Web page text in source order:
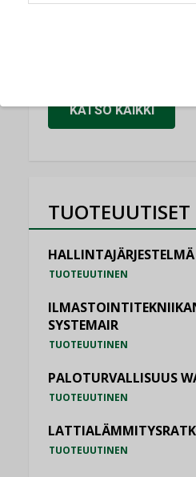
NIMITYKSET
KATSO KAIKKI
TUOTEUUTISET
HALLINTAJÄRJESTELMÄ
TUOTEUUTINEN
SYSTEMAIR
TUOTEUUTINEN
PALOTURVALLISUUS
TUOTEUUTINEN
TUOTEUUTINEN